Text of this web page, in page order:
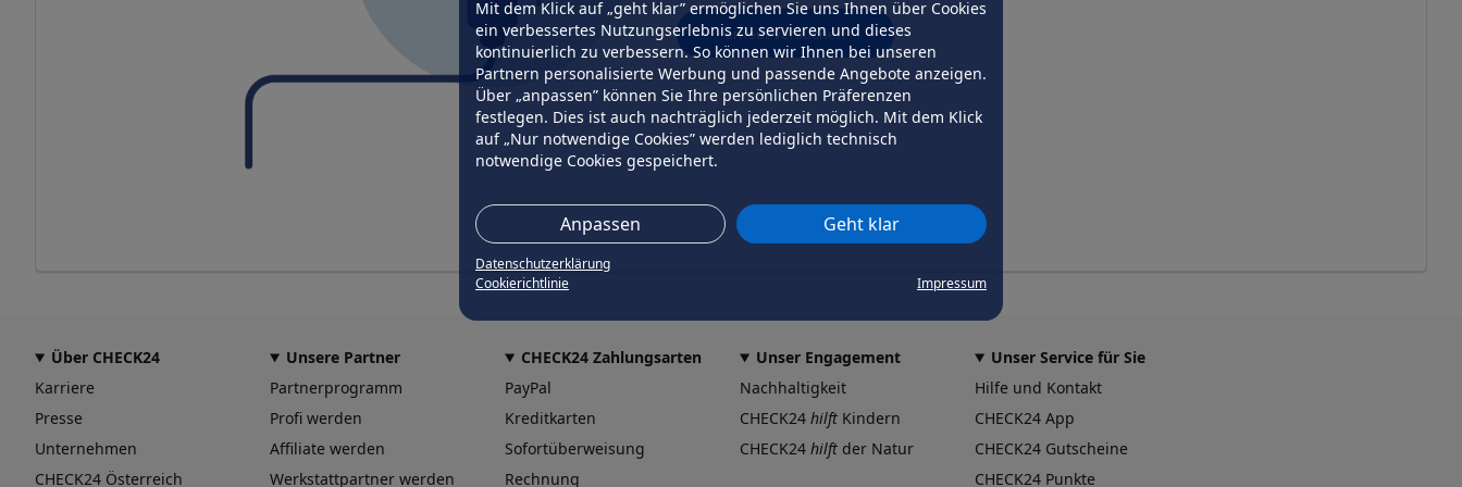
Mit dem Klick auf „geht klar” ermöglichen Sie uns Ihnen über Cookies
ein verbessertes Nutzungserlebnis zu servieren und dieses
kontinuierlich zu verbessern. So können wir Ihnen bei unseren
Partnern personalisierte Werbung und passende Angebote anzeigen.
Über „anpassen” können Sie Ihre persönlichen Präferenzen
festlegen. Dies ist auch nachträglich jederzeit möglich. Mit dem Klick
auf „Nur notwendige Cookies” werden lediglich technisch
notwendige Cookies gespeichert.
Anpassen Geht klar
Datenschutzerklärung
Cookierichtlinie
Impressum
erneut versuchen
Über CHECK24
Karriere
Presse
Unternehmen
CHECK24 Österreich
Unsere Partner
Partnerprogramm
Profi werden
Affiliate werden
Werkstattpartner werden
CHECK24 Zahlungsarten
PayPal
Kreditkarten
Sofortüberweisung
Rechnung
Unser Engagement
Nachhaltigkeit
CHECK24 hilft Kindern
CHECK24 hilft der Natur
Unser Service für Sie
Hilfe und Kontakt
CHECK24 App
CHECK24 Gutscheine
CHECK24 Punkte